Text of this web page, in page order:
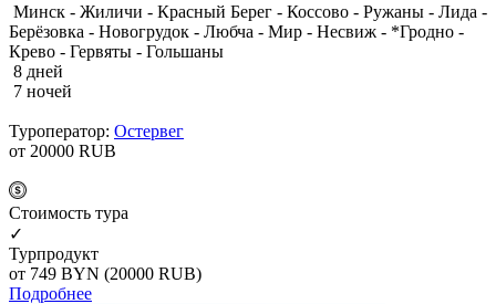
Минск - Жиличи - Красный Берег - Коссово - Ружаны - Лида -
Берёзовка - Новогрудок - Любча - Мир - Несвиж - *Гродно -
Крево - Гервяты - Гольшаны
8 дней
7 ночей
Туроператор: Остервег
от 20000 RUB
Cтоимость тура
✓
Турпродукт
от 749 BYN (20000 RUB)
Подробнее